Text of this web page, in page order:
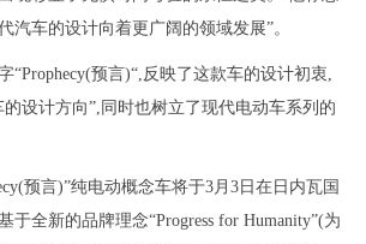
汽车的设计向着更广阔的领域发展”。
“Prophecy(预言)“,反映了这款车的设计初衷,
设计方向”,同时也树立了现代电动车系列的
预言)”纯电动概念车将于3月3日在日内瓦国
于全新的品牌理念“Progress for Humanity”(为